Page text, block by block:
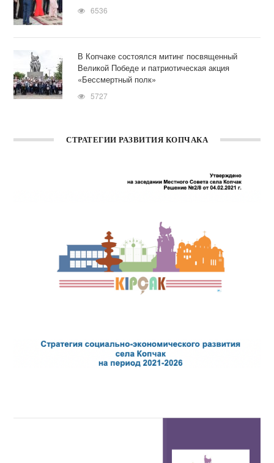
6536
В Копчаке состоялся митинг посвященный
Великой Победе и патриотическая акция
«Бессмертный полк»
5727
СТРАТЕГИИ РАЗВИТИЯ КОПЧАКА